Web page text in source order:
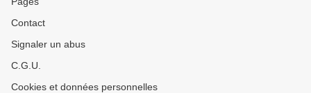
Contact
Signaler un abus
C.G.U.
Cookies et données personnelles